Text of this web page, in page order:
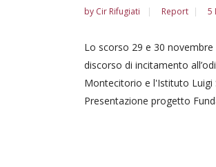
by Cir Rifugiati Report 5
Lo scorso 29 e 30
discorso di incitamento
Montecitorio e l'Istituto Luigi
Presentazione progetto